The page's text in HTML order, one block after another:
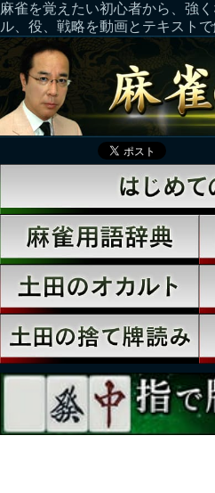
麻雀を覚えたい初心者から、強
ル、役、戦略を動画とテキストで